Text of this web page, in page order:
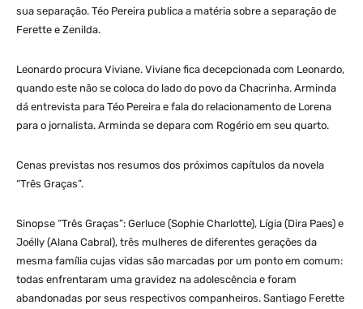
sua separação. Téo Pereira publica a matéria sobre a separação de
Ferette e Zenilda.
Leonardo procura Viviane. Viviane fica decepcionada com Leonardo,
quando este não se coloca do lado do povo da Chacrinha. Arminda
dá entrevista para Téo Pereira e fala do relacionamento de Lorena
para o jornalista. Arminda se depara com Rogério em seu quarto.
Cenas previstas nos resumos dos próximos capítulos da novela
“Três Graças”.
Sinopse “Três Graças”: Gerluce (Sophie Charlotte), Lígia (Dira Paes) e
Joélly (Alana Cabral), três mulheres de diferentes gerações da
mesma família cujas vidas são marcadas por um ponto em comum:
todas enfrentaram uma gravidez na adolescência e foram
abandonadas por seus respectivos companheiros. Santiago Ferette